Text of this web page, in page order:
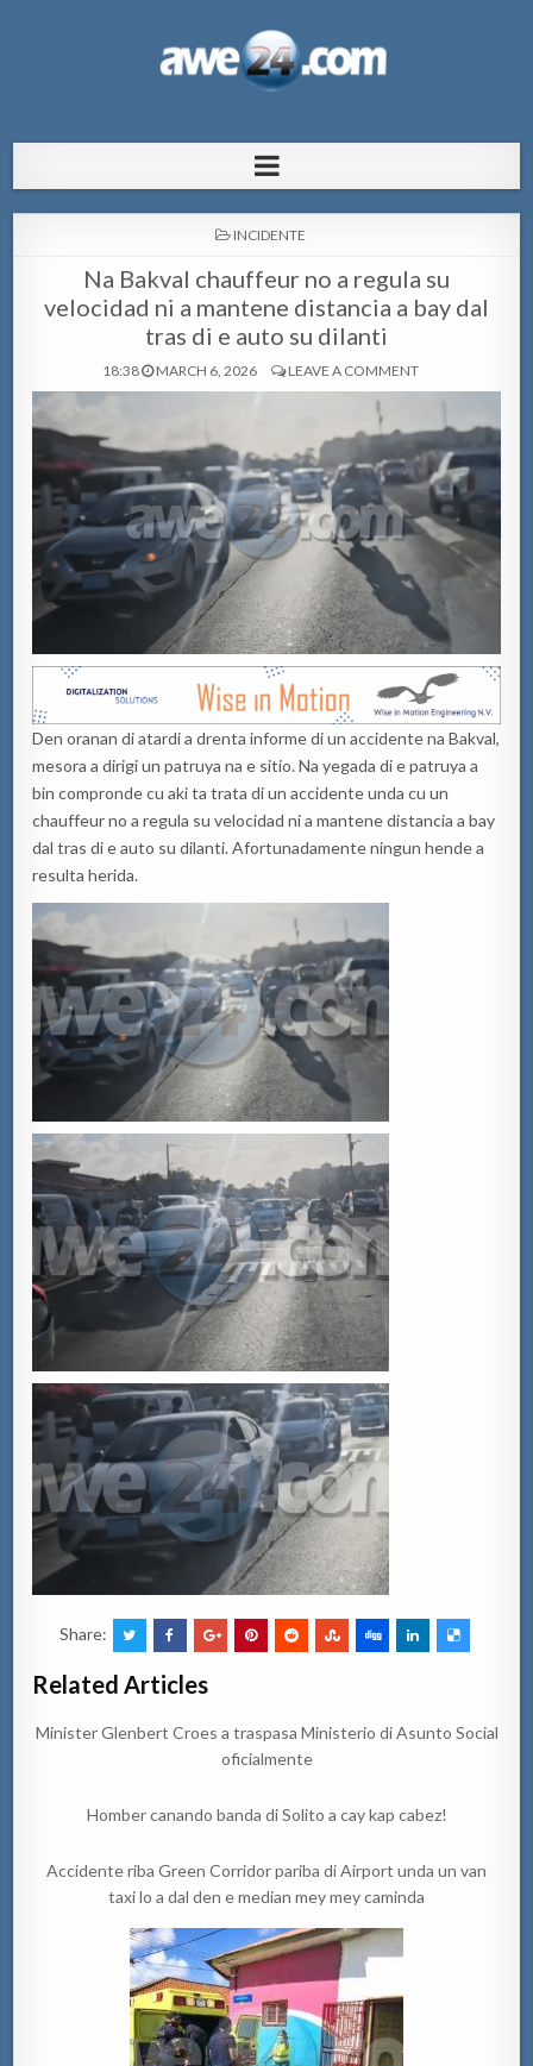
pa Aruba
POSTED
INCIDENTE
Na Bakval chauffeur no a regula su
velocidad ni a mantene distancia a bay dal
tras di e auto su dilanti
18:38 MARCH 6, 2026 LEAVE A COMMENT
Den oranan di atardi a drenta informe di un accidente na Bakval,
mesora a dirigi un patruya na e sitio. Na yegada di e patruya a
bin compronde cu aki ta trata di un accidente unda cu un
chauffeur no a regula su velocidad ni a mantene distancia a bay
dal tras di e auto su dilanti. Afortunadamente ningun hende a
resulta herida.
Share:
Related Articles
Minister Glenbert Croes a traspasa Ministerio di Asunto Social
oficialmente
Homber canando banda di Solito a cay kap cabez!
Accidente riba Green Corridor pariba di Airport unda un van
taxi lo a dal den e median mey mey caminda